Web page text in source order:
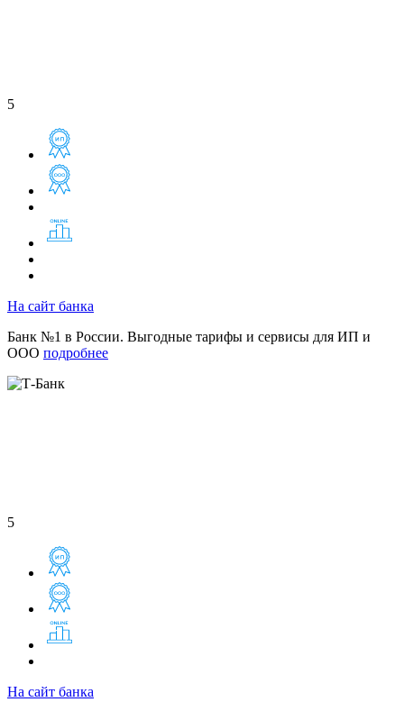
5
На сайт банка
Банк №1 в России. Выгодные тарифы и сервисы для ИП и
ООО подробнее
5
На сайт банка